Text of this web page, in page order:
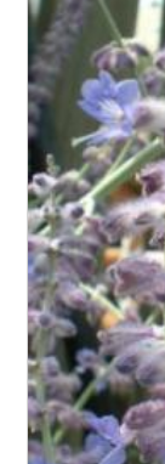
Taille adulte
Floraison
Exposition
Feuillage
Rusticité
Type de sol